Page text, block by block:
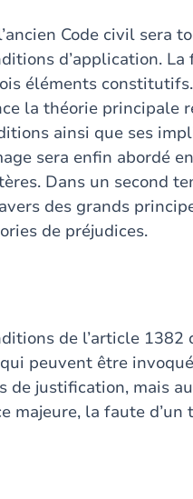
Code civil sera
d’application.
éléments
la théorie principale
ainsi que ses
sera enfin abordé
Dans un second
des grands
de préjudices.
de l’article 1382
peuvent être
de justification, mais
majeure, la faute